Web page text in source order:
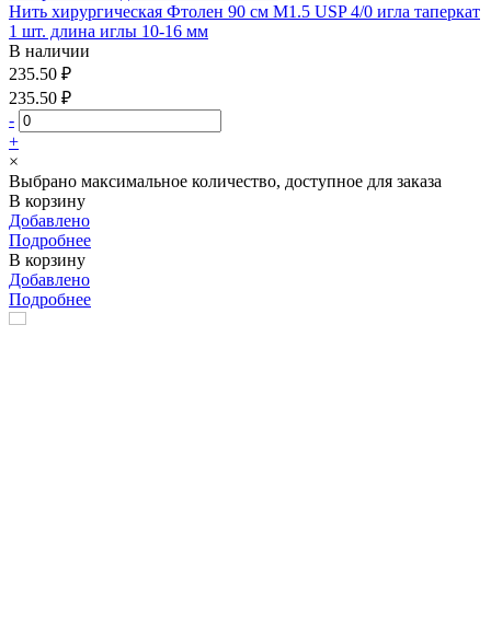
Нить хирургическая Фтолен 90 см М1.5 USP 4/0 игла таперкат
1 шт. длина иглы 10-16 мм
В наличии
235.50 ₽
235.50 ₽
-
+
×
Выбрано максимальное количество, доступное для заказа
В корзину
Добавлено
Подробнее
В корзину
Добавлено
Подробнее